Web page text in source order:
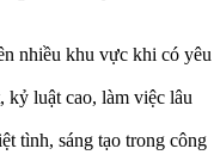
nhiều khu vực khi có yêu
kỷ luật cao, làm việc lâu
tình, sáng tạo trong công